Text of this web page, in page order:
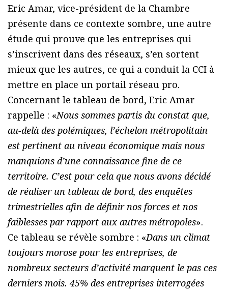
Eric Amar, vice-président de la Chambre
présente dans ce contexte sombre, une autre
étude qui prouve que les entreprises qui
s’inscrivent dans des réseaux, s’en sortent
mieux que les autres, ce qui a conduit la CCI à
mettre en place un portail réseau pro.
Concernant le tableau de bord, Eric Amar
rappelle : «Nous sommes partis du constat que,
au-delà des polémiques, l’échelon métropolitain
est pertinent au niveau économique mais nous
manquions d’une connaissance fine de ce
territoire. C’est pour cela que nous avons décidé
de réaliser un tableau de bord, des enquêtes
trimestrielles afin de définir nos forces et nos
faiblesses par rapport aux autres métropoles».
Ce tableau se révèle sombre : «Dans un climat
toujours morose pour les entreprises, de
nombreux secteurs d’activité marquent le pas ces
derniers mois. 45% des entreprises interrogées